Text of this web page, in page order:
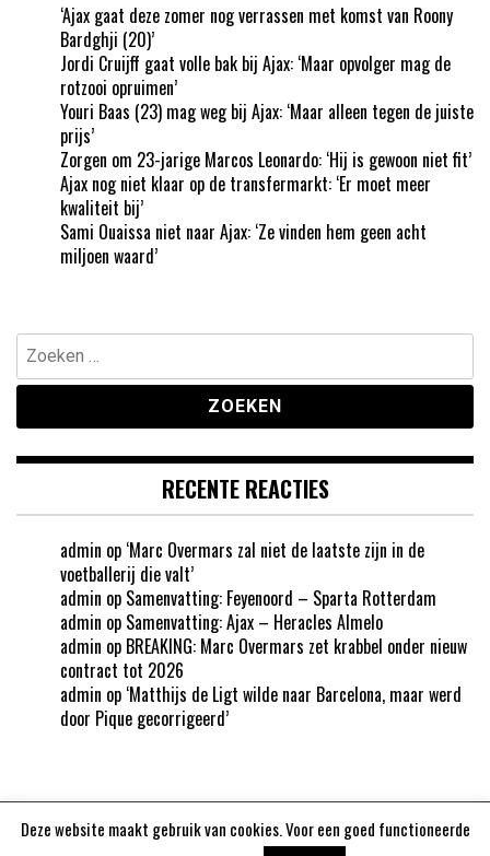
‘Ajax gaat deze zomer nog verrassen met komst van Roony
Bardghji (20)’
Jordi Cruijff gaat volle bak bij Ajax: ‘Maar opvolger mag de
rotzooi opruimen’
Youri Baas (23) mag weg bij Ajax: ‘Maar alleen tegen de juiste
prijs’
Zorgen om 23-jarige Marcos Leonardo: ‘Hij is gewoon niet fit’
Ajax nog niet klaar op de transfermarkt: ‘Er moet meer
kwaliteit bij’
Sami Ouaissa niet naar Ajax: ‘Ze vinden hem geen acht
miljoen waard’
Zoeken
naar:
RECENTE REACTIES
admin op ‘Marc Overmars zal niet de laatste zijn in de
voetballerij die valt’
admin op Samenvatting: Feyenoord – Sparta Rotterdam
admin op Samenvatting: Ajax – Heracles Almelo
admin op BREAKING: Marc Overmars zet krabbel onder nieuw
contract tot 2026
admin op ‘Matthijs de Ligt wilde naar Barcelona, maar werd
door Pique gecorrigeerd’
Deze website maakt gebruik van cookies. Voor een goed functioneerde